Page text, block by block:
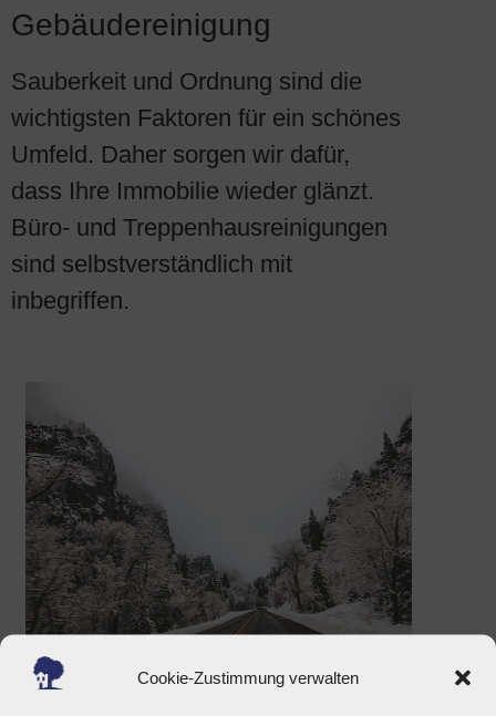
Cookie-Zustimmung verwalten
Gebäudereinigung
Sauberkeit und Ordnung sind die
wichtigsten Faktoren für ein schönes
Umfeld. Daher sorgen wir dafür,
dass Ihre Immobilie wieder glänzt.
Büro- und Treppenhausreinigungen
sind selbstverständlich mit
inbegriffen.
Winterdienst